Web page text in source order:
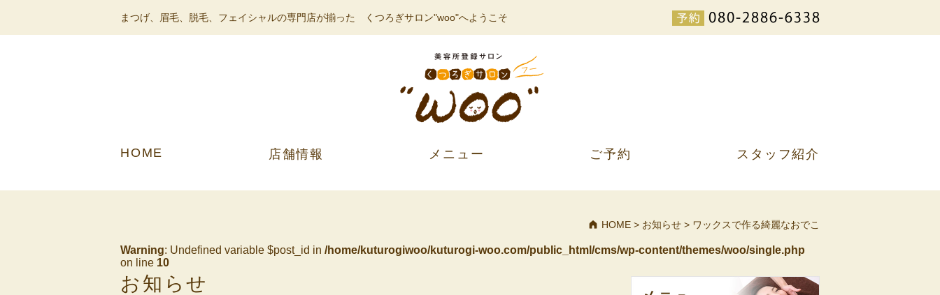
まつげ、眉毛、脱毛、フェイシャルの専門店が揃った くつろぎサロン"woo"へようこそ
HOME 店舗情報 メニュー ご予約 スタッフ紹介
HOME > お知らせ > ワックスで作る綺麗なおでこ
Warning: Undefined variable $post_id in /home/kuturogiwoo/kuturogi-woo.com/public_html/cms/wp-content/themes/woo/single.php
on line 10
お知らせ